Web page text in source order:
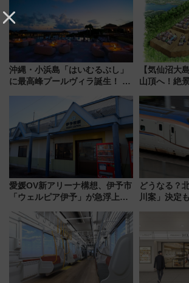
沖縄・小浜島「はいむるぶし」
に最高峰プールヴィラ誕生！ 石
美旅「何もしない贅沢」を体験
してみない？
【気仙沼大
山頂へ！絶
暇村のお得
場
愛媛OV新アリーナ構想、伊予市
「ウェルピア伊予」が急浮上！
で探る鉄道アクセスの未来
どうなる？
川案」決定